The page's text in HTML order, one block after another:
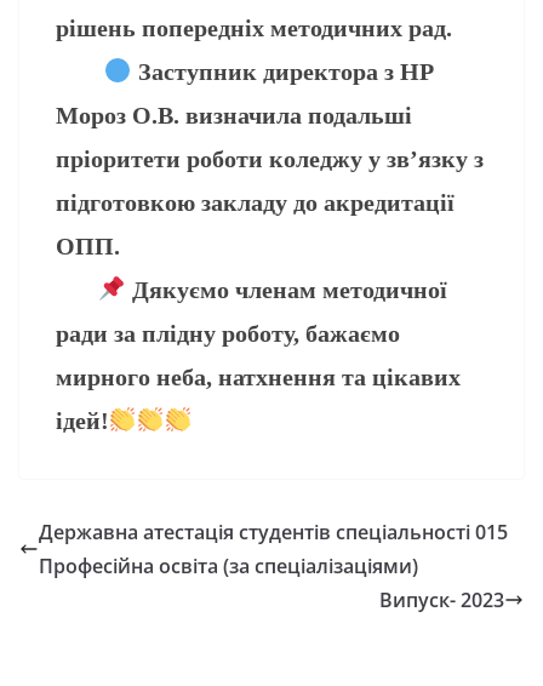
рішень попередніх методичних рад.
Заступник директора з НР
Мороз О.В. визначила подальші
пріоритети роботи коледжу у зв’язку з
підготовкою закладу до акредитації
ОПП.
Дякуємо членам методичної
ради за плідну роботу, бажаємо
мирного неба, натхнення та цікавих
ідей!
Державна атестація студентів спеціальності 015
Професійна освіта (за спеціалізаціями)
Випуск- 2023